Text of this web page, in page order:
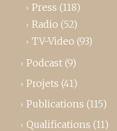
Press (118)
Radio (52)
TV-Video (93)
Podcast (9)
Projets (41)
Publications (115)
Qualifications (11)